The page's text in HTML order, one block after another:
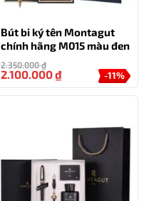
Bút bi ký tên Montagut
chính hãng M015 màu đen
2.350.000₫
-11%
2.100.000₫